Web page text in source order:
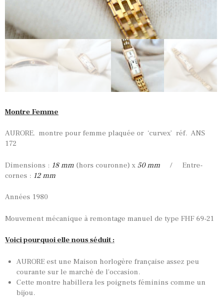
Montre Femme
AURORE, montre pour femme plaquée or ‘curvex’ réf. ANS
172
Dimensions : 18 mm (hors couronne) x 50 mm / Entre-
cornes : 12 mm
Années 1980
Mouvement mécanique à remontage manuel de type FHF 69-21
Voici pourquoi elle nous séduit :
AURORE est une Maison horlogère française assez peu
courante sur le marché de l’occasion.
Cette montre habillera les poignets féminins comme un
bijou.